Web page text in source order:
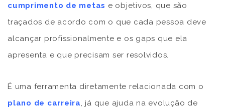
cumprimento de metas e objetivos, que são
traçados de acordo com o que cada pessoa deve
alcançar profissionalmente e os gaps que ela
apresenta e que precisam ser resolvidos.
É uma ferramenta diretamente relacionada com o
plano de carreira , já que ajuda na evolução de